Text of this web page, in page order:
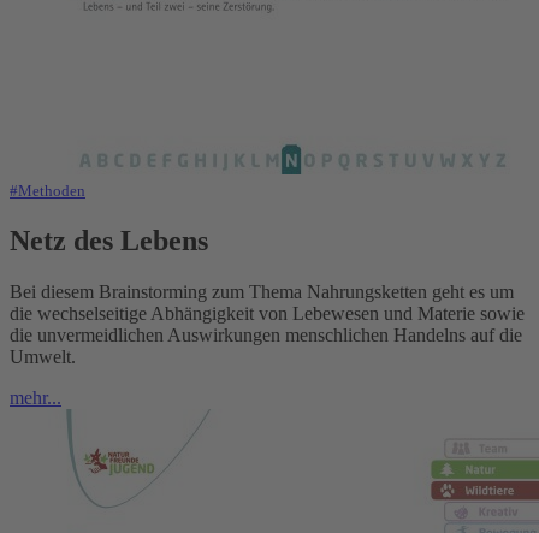
#Methoden
Netz des Lebens
Bei diesem Brainstorming zum Thema Nahrungsketten geht es um
die wechselseitige Abhängigkeit von Lebewesen und Materie sowie
die unvermeidlichen Auswirkungen menschlichen Handelns auf die
Umwelt.
mehr...